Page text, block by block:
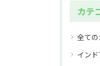
カテ
全て
イン